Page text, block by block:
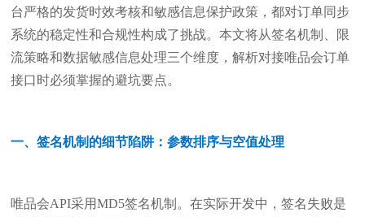
台严格的发货时效考核和敏感信息保护政策，都对订单同步
系统的稳定性和合规性构成了挑战。本文将从签名机制、限
流策略和数据敏感信息处理三个维度，解析对接唯品会订单
接口时必须掌握的避坑要点。
一、签名机制的细节陷阱：参数排序与空值处理
唯品会API采用MD5签名机制。在实际开发中，签名失败是